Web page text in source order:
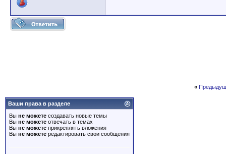
«
Ваши права в разделе
Вы не можете создавать новые темы
Вы не можете отвечать в темах
Вы не можете прикреплять вложения
Вы не можете редактировать свои сообщения